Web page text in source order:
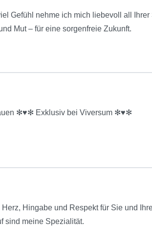
Gefühl nehme ich mich liebevoll all
Mut – für eine sorgenfreie Zukunft.
✻♥✻ Exklusiv bei Viversum ✻♥✻
Hingabe und Respekt für Sie und
sind meine Spezialität.